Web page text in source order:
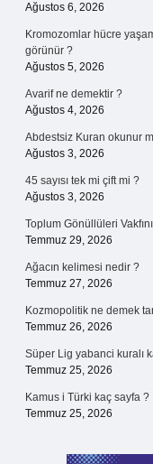
Ağustos 6, 2026
Kromozomlar hücre
görünür ?
Ağustos 5, 2026
Avarif ne demektir ?
Ağustos 4, 2026
Abdestsiz Kuran okunur
Ağustos 3, 2026
45 sayısı tek mi çift mi ?
Ağustos 3, 2026
Toplum Gönüllüleri
Temmuz 29, 2026
Ağacın kelimesi nedir ?
Temmuz 27, 2026
Kozmopolitik ne demek
Temmuz 26, 2026
Süper Lig yabanci kuralı
Temmuz 25, 2026
Kamus i Türki kaç sayfa ?
Temmuz 25, 2026